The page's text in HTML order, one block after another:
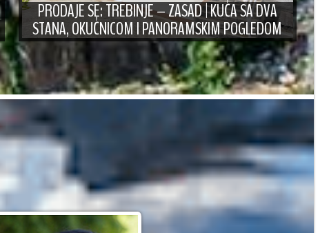
PRODAJE SE: TREBINJE – ZASAD | KUĆA SA DVA
STANA, OKUĆNICOM I PANORAMSKIM POGLEDOM